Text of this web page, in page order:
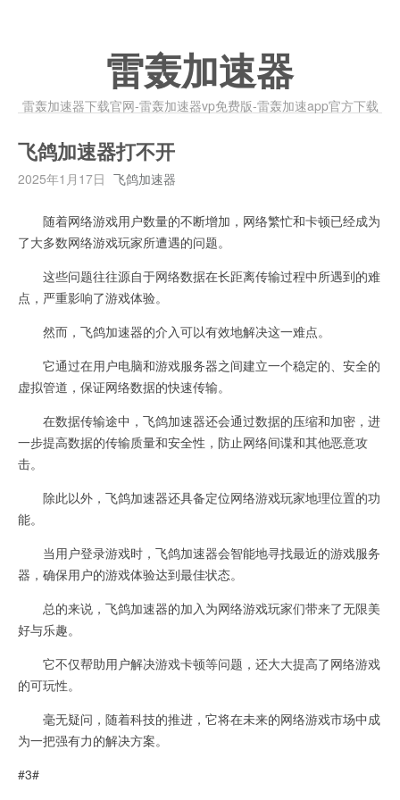
雷轰加速器
雷轰加速器下载官网-雷轰加速器vp免费版-雷轰加速app官方下载
飞鸽加速器打不开
2025年1月17日 飞鸽加速器
随着网络游戏用户数量的不断增加，网络繁忙和卡顿已经成为
了大多数网络游戏玩家所遭遇的问题。
这些问题往往源自于网络数据在长距离传输过程中所遇到的难
点，严重影响了游戏体验。
然而，飞鸽加速器的介入可以有效地解决这一难点。
它通过在用户电脑和游戏服务器之间建立一个稳定的、安全的
虚拟管道，保证网络数据的快速传输。
在数据传输途中，飞鸽加速器还会通过数据的压缩和加密，进
一步提高数据的传输质量和安全性，防止网络间谍和其他恶意攻
击。
除此以外，飞鸽加速器还具备定位网络游戏玩家地理位置的功
能。
当用户登录游戏时，飞鸽加速器会智能地寻找最近的游戏服务
器，确保用户的游戏体验达到最佳状态。
总的来说，飞鸽加速器的加入为网络游戏玩家们带来了无限美
好与乐趣。
它不仅帮助用户解决游戏卡顿等问题，还大大提高了网络游戏
的可玩性。
毫无疑问，随着科技的推进，它将在未来的网络游戏市场中成
为一把强有力的解决方案。
#3#